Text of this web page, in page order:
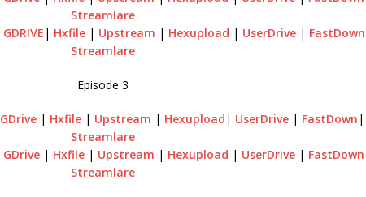
Streamlare
GDRIVE | Hxfile| Upstream | Hexupload | UserDrive| FastDown
Streamlare
Episode 3
GDrive | Hxfile | Upstream | Hexupload | UserDrive | FastDown |
Streamlare
GDrive | Hxfile | Upstream | Hexupload | UserDrive | FastDown
Streamlare